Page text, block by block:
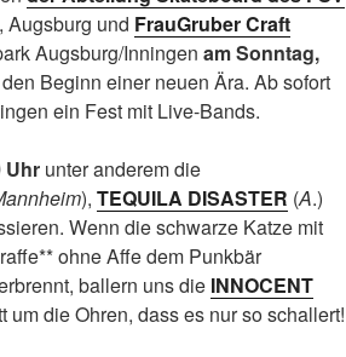
Augsburg und FrauGruber Craft
Augsburg/Inningen am Sonntag,
Beginn einer neuen Ära. Ab sofort
ein Fest mit Live-Bands.
Uhrunter anderem die
), TEQUILA DISASTER (A.)
Wenn die schwarze Katze mit
ohne Affe dem Punkbär
ballern uns die INNOCENT
um die Ohren, dass es nur so schallert!